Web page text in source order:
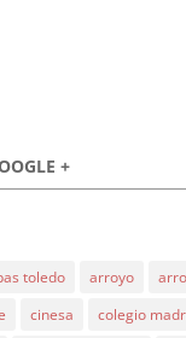
+
toledo arroyo
cinesa colegio